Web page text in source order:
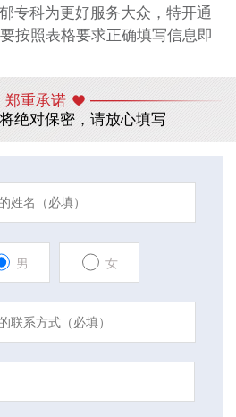
专科为更好服务大众，特开通
按照表格要求正确填写信息即
郑重承诺
绝对保密，请放心填写
男 女